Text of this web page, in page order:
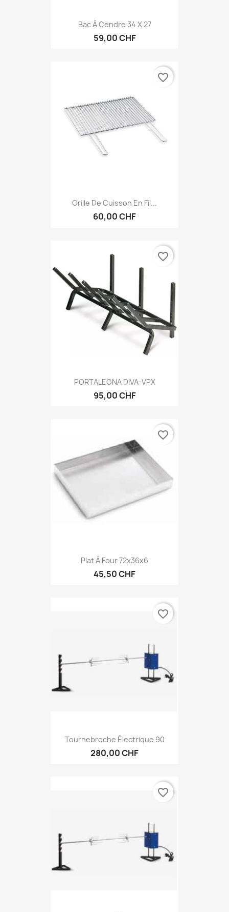
Bac À Cendre 34 X 27
59,00 CHF
Grille De Cuisson En Fil...
60,00 CHF
favorite_border
PORTALEGNA DIVA-VPX
95,00 CHF
favorite_border
Plat À Four 72x36x6
45,50 CHF
favorite_border
Tournebroche Électrique 90
280,00 CHF
favorite_border
favorite_border